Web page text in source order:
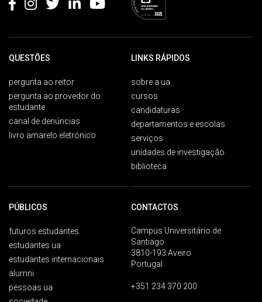
QUESTÕES
pergunta ao reitor
pergunta ao provedor do
estudante
canal de denúncias
livro amarelo eletrónico
LINKS RÁPIDOS
sobre a ua
cursos
candidaturas
departamentos e escolas
serviços
unidades de investigação
biblioteca
PÚBLICOS
futuros estudantes
estudantes ua
estudantes internacionais
alumni
pessoas ua
CONTACTOS
Campus Universitário de
Santiago
3810-193 Aveiro
Portugal
+351 234 370 200